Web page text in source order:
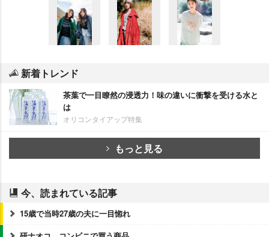
新着トレンド
茶葉で一目瞭然の浸透力！味の違いに衝撃を受ける水と
は
オリコンタイアップ特集
もっと見る
今、読まれている記事
15歳で当時27歳の夫に一目惚れ